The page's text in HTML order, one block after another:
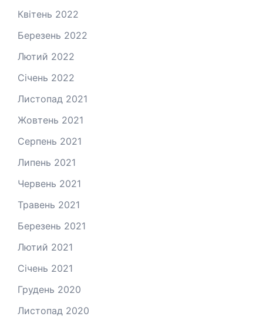
Квітень 2022
Березень 2022
Лютий 2022
Січень 2022
Листопад 2021
Жовтень 2021
Серпень 2021
Липень 2021
Червень 2021
Травень 2021
Березень 2021
Лютий 2021
Січень 2021
Грудень 2020
Листопад 2020